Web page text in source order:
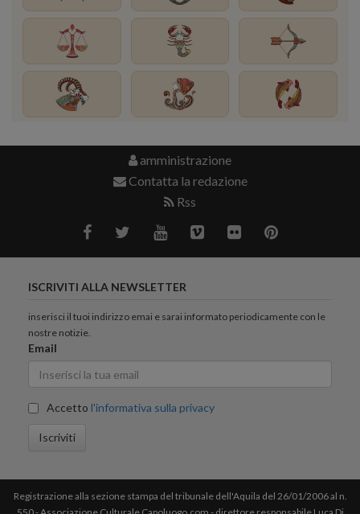
amministrazione
Contatta la redazione
Rss
ISCRIVITI ALLA NEWSLETTER
inserisci il tuoi indirizzo emai e sarai informato periodicamente con le
nostre notizie.
Email
Accetto l'informativa sulla privacy
Iscriviti
Registrazione alla sezione stampa del tribunale dell'Aquila del 26/01/2006 al n.